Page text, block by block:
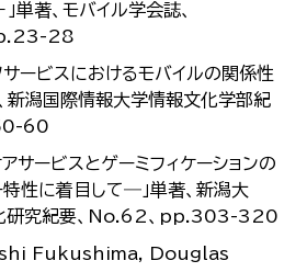
単著、モバイル学会誌、
28
ービスにおけるモバイルの関係性
新潟国際情報大学情報文化学部紀
60
サービスとゲーミフィケーションの
性に着目して―」単著、新潟大
研究紀要、No.62、pp.303-320
Fukushima, Douglas